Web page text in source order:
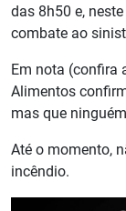
das 8h50 e,
combate ao
Em nota (confira
Alimentos
mas que
Até o momento,
incêndio.